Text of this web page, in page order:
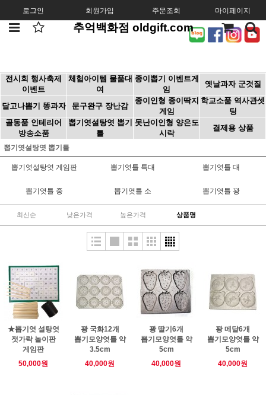
로그인 회원가입 주문조회 마이페이지
추억백화점 oldgift.com
전시회 행사축제
이벤트
체험아이템 물품대
여
종이뽑기 이벤트게
임
옛날과자 군것질
달고나뽑기 똥과자 문구완구 장난감
종이인형 종이딱지
게임
학교소품 역사관셋
팅
골동품 인테리어
방송소품
뽑기엿설탕엿 뽑기
틀
못난이인형 양은도
시락
결제용 상품
뽑기엿설탕엿 뽑기틀
뽑기엿설탕엿 게임판 뽑기엿틀 특대 뽑기엿틀 대
뽑기엿틀 중 뽑기엿틀 소 뽑기엿틀 꽝
최신순 낮은가격 높은가격 상품명
★뽑기엿 설탕엿
젓가락 놀이판
게임판
50,000원
꽝 국화12개
뽑기모양엿틀 약
3.5cm
40,000원
꽝 딸기6개
뽑기모양엿틀 약
5cm
40,000원
꽝 메달6개
뽑기모양엿틀 약
5cm
40,000원